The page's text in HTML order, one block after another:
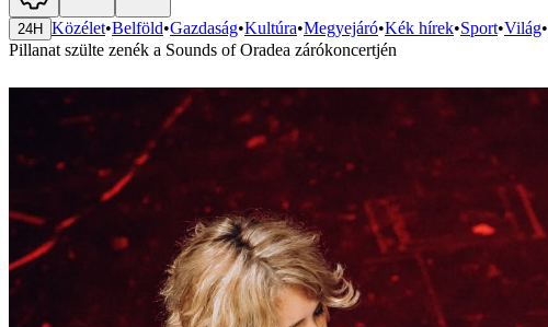
24H Közélet•Belföld•Gazdaság•Kultúra•Megyejáró•Kék hírek•Sport•Világ•
Pillanat szülte zenék a Sounds of Oradea zárókoncertjén